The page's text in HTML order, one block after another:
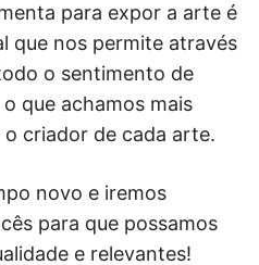
para expor a arte é
que nos permite através
o sentimento de
que achamos mais
criador de cada arte.
novo e iremos
para que possamos
e relevantes!